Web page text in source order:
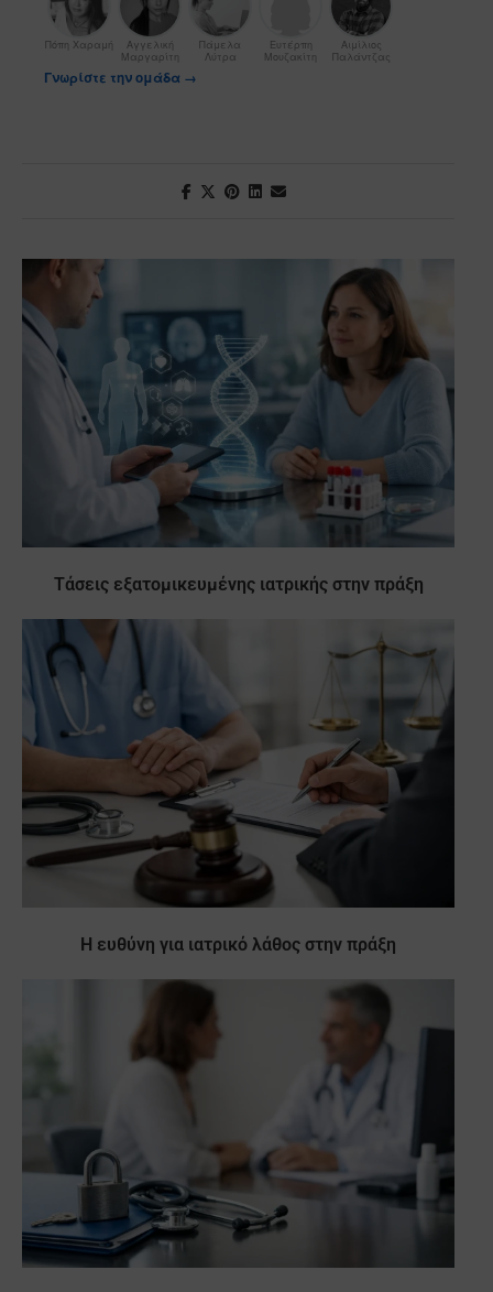
Πόπη Χαραμή
Αγγελική
Μαργαρίτη
Πάμελα
Λύτρα
Ευτέρπη
Μουζακίτη
Αιμίλιος
Παλάντζας
Γνωρίστε την ομάδα →
Τάσεις εξατομικευμένης ιατρικής στην πράξη
Η ευθύνη για ιατρικό λάθος στην πράξη